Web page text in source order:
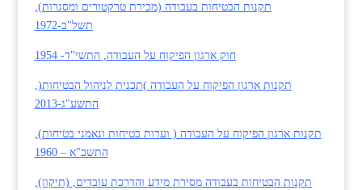
תקנות הבטיחות בעבודה (מכירת טרקטורים ומסגרות),
תשל"ב-1972
חוק ארגון הפיקוח על העבודה, התשי"ד- 1954
תקנות ארגון הפיקוח על העבודה )תכנית לניהול הבטיחות(,
התשע"ג-2013
תקנות ארגון הפיקוח על העבודה ( ועדות בטיחות ונאמני בטיחות),
התשכ"א – 1960
תקנות הבטיחות בעבודה מסירת מידע והדרכת עובדים, (תיקון),